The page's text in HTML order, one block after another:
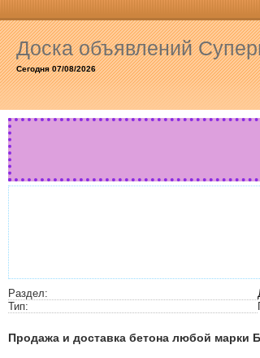
Доска объявлений
Сегодня 07/08/2026
Раздел:
Тип:
Продажа и доставка бетона любой марки